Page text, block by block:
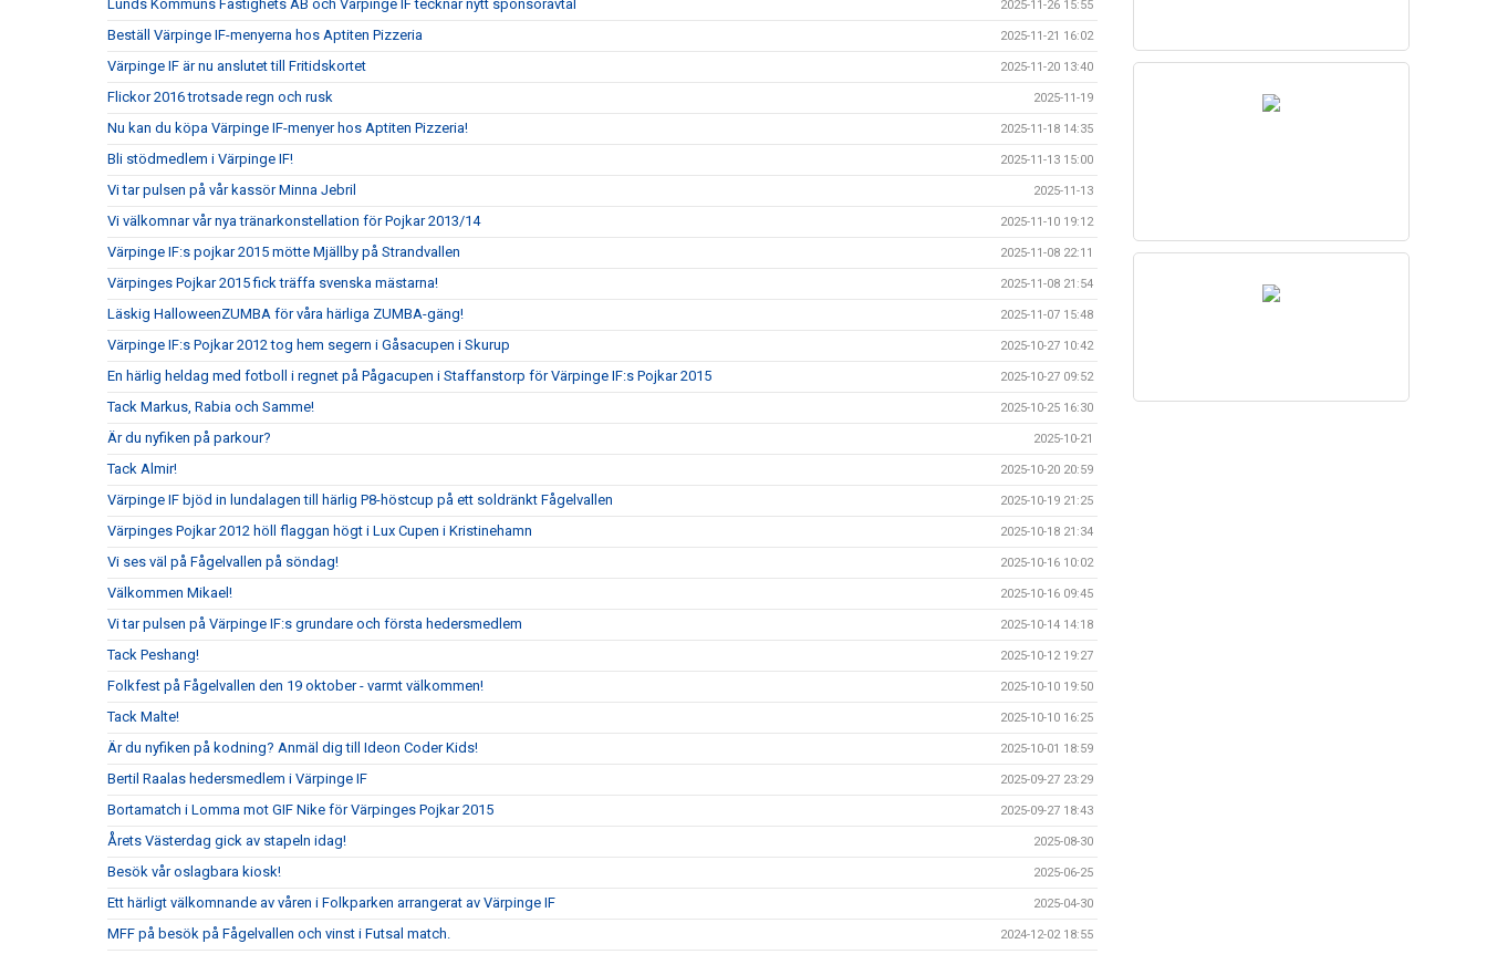
Lunds Kommuns Fastighets AB och Värpinge IF tecknar nytt sponsoravtal 2025-11-26 15:55
Beställ Värpinge IF-menyerna hos Aptiten Pizzeria 2025-11-21 16:02
Värpinge IF är nu anslutet till Fritidskortet 2025-11-20 13:40
Flickor 2016 trotsade regn och rusk 2025-11-19
Nu kan du köpa Värpinge IF-menyer hos Aptiten Pizzeria! 2025-11-18 14:35
Bli stödmedlem i Värpinge IF! 2025-11-13 15:00
Vi tar pulsen på vår kassör Minna Jebril 2025-11-13
Vi välkomnar vår nya tränarkonstellation för Pojkar 2013/14 2025-11-10 19:12
Värpinge IF:s pojkar 2015 mötte Mjällby på Strandvallen 2025-11-08 22:11
Värpinges Pojkar 2015 fick träffa svenska mästarna! 2025-11-08 21:54
Läskig HalloweenZUMBA för våra härliga ZUMBA-gäng! 2025-11-07 15:48
Värpinge IF:s Pojkar 2012 tog hem segern i Gåsacupen i Skurup 2025-10-27 10:42
En härlig heldag med fotboll i regnet på Pågacupen i Staffanstorp för Värpinge IF:s Pojkar 2015 2025-10-27 09:52
Tack Markus, Rabia och Samme! 2025-10-25 16:30
Är du nyfiken på parkour? 2025-10-21
Tack Almir! 2025-10-20 20:59
Värpinge IF bjöd in lundalagen till härlig P8-höstcup på ett soldränkt Fågelvallen 2025-10-19 21:25
Värpinges Pojkar 2012 höll flaggan högt i Lux Cupen i Kristinehamn 2025-10-18 21:34
Vi ses väl på Fågelvallen på söndag! 2025-10-16 10:02
Välkommen Mikael! 2025-10-16 09:45
Vi tar pulsen på Värpinge IF:s grundare och första hedersmedlem 2025-10-14 14:18
Tack Peshang! 2025-10-12 19:27
Folkfest på Fågelvallen den 19 oktober - varmt välkommen! 2025-10-10 19:50
Tack Malte! 2025-10-10 16:25
Är du nyfiken på kodning? Anmäl dig till Ideon Coder Kids! 2025-10-01 18:59
Bertil Raalas hedersmedlem i Värpinge IF 2025-09-27 23:29
Bortamatch i Lomma mot GIF Nike för Värpinges Pojkar 2015 2025-09-27 18:43
Årets Västerdag gick av stapeln idag! 2025-08-30
Besök vår oslagbara kiosk! 2025-06-25
Ett härligt välkomnande av våren i Folkparken arrangerat av Värpinge IF 2025-04-30
MFF på besök på Fågelvallen och vinst i Futsal match. 2024-12-02 18:55